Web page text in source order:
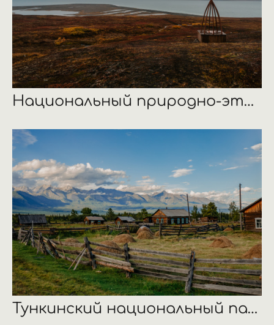
Национальный природно-этнический парк «Берингия», Чукотка
Тункинский национальный парк, Республика Бурятия